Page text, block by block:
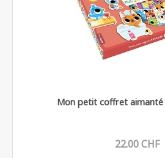
Mon petit coffret aimanté
22.00 CHF